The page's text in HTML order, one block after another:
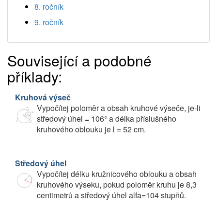
8. ročník
9. ročník
Související a podobné
příklady:
Kruhová výseč
Vypočítej poloměr a obsah kruhové výseče, je-li
středový úhel = 106° a délka příslušného
kruhového oblouku je l = 52 cm.
Středový úhel
Vypočítej délku kružnicového oblouku a obsah
kruhového výseku, pokud poloměr kruhu je 8,3
centimetrů a středový úhel alfa=104 stupňů.